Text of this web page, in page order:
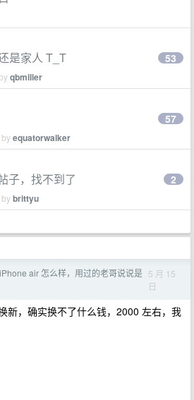
是家人 T_T
qbmiller
53
equatorwalker
57
子，找不到了
brittyu
2
iPhone air 怎么样，用过的老哥说说是 5 月 15
日
新，确实换不了什么钱，2000 左右，我